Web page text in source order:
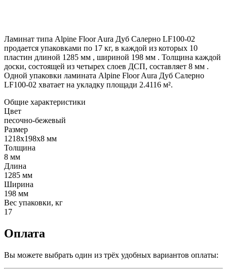
Ламинат типа Alpine Floor Aura Дуб Салерно LF100-02
продается упаковками по 17 кг, в каждой из которых 10
пластин длиной 1285 мм , шириной 198 мм . Толщина каждой
доски, состоящей из четырех слоев ДСП, составляет 8 мм .
Одной упаковки ламината Alpine Floor Aura Дуб Салерно
LF100-02 хватает на укладку площади 2.4116 м².
Общие характеристики
Цвет
песочно-бежевый
Размер
1218х198x8 мм
Толщина
8 мм
Длина
1285 мм
Ширина
198 мм
Вес упаковки, кг
17
Оплата
Вы можете выбрать один из трёх удобных вариантов оплаты: